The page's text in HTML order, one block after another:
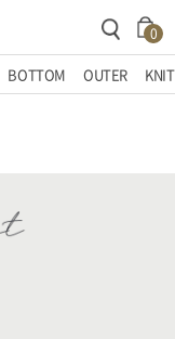
0
BOTTOM OUTER KNIT